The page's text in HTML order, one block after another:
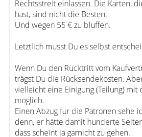
Rechtsstreit einlassen. Die Karten,
hast, sind nicht die Besten.
Und wegen 55 € zu bluffen.
Letztlich musst Du es selbst
Wenn Du den Rücktritt vom
trägst Du die Rücksendekosten.
vielleicht eine Einigung (Teilung) mit
möglich.
Einen Abzug für die Patronen sehe
denn, er hätte damit hunderte
dass scheint ja garnicht zu gehen.